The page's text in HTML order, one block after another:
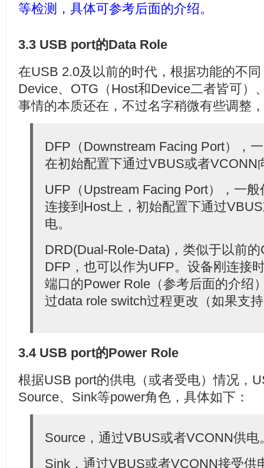
等检测，具体可参考后面的介绍。
3.3 USB port的Data Role
在USB 2.0及以前的时代，根据功能的不
Device、OTG（Host和Device二者皆可）
事情的本质还在，不过名字稍微有些调整
DFP（Downstream Facing Port），
在初始配置下通过VBUS或者VCONN
UFP（Upstream Facing Port），一
连接到Host上，初始配置下通过
电。
DRD(Dual-Role-Data)，类似于以前
DFP，也可以作为UFP。设备刚连接
端口的Power Role（参考后面的介绍
过data role switch过程更改（如果支
3.4 USB port的Power Role
根据USB port的供电（或者受电）情况，
Source、Sink等power角色，具体如下：
Source，通过VBUS或者VCONN供电
Sink，通过VBUS或者VCONN接受供